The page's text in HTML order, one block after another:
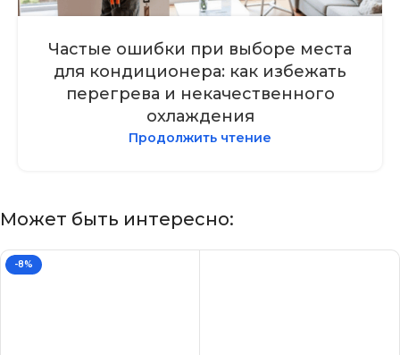
Частые ошибки при выборе места
для кондиционера: как избежать
перегрева и некачественного
охлаждения
Продолжить чтение
Может быть интересно:
-8%